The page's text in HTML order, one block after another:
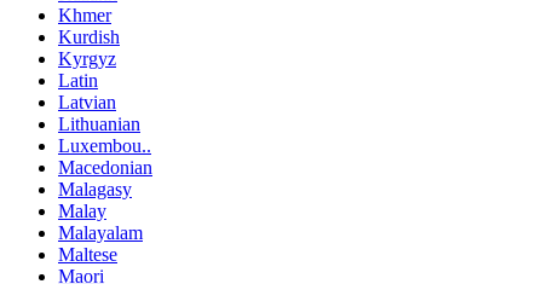
Khmer
Kurdish
Kyrgyz
Latin
Latvian
Lithuanian
Luxembou..
Macedonian
Malagasy
Malay
Malayalam
Maltese
Maori